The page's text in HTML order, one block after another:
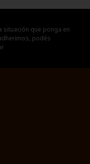
situación que ponga en
podés